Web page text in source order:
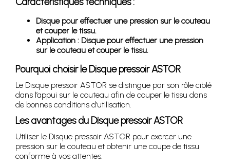
Disque pour effectuer une pression sur le couteau
et couper le tissu.
Application : Disque pour effectuer une pression
sur le couteau et couper le tissu.
Pourquoi choisir le Disque pressoir ASTOR
Le Disque pressoir ASTOR se distingue par son rôle ciblé
dans l’appui sur le couteau afin de couper le tissu dans
de bonnes conditions d’utilisation.
Les avantages du Disque pressoir ASTOR
Utiliser le Disque pressoir ASTOR pour exercer une
pression sur le couteau et obtenir une coupe de tissu
conforme à vos attentes.